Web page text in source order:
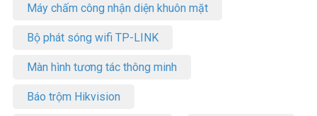
Máy chấm công nhận diện khuôn mặt
Bộ phát sóng wifi TP-LINK
Màn hình tương tác thông minh
Báo trộm Hikvision